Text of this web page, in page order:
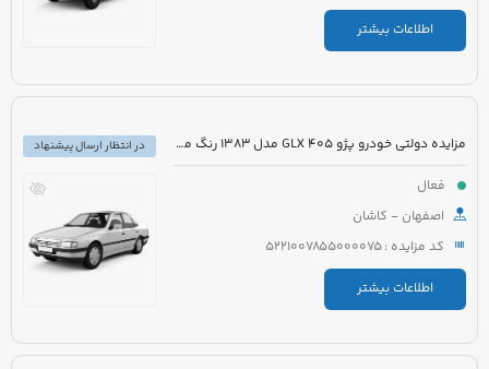
اطلاعات بیشتر
مزایده دولتی خودرو پژو 405 GLX مدل 1383 رنگ مشکی متالیک
فعال
اصفهان - کاشان
کد مزایده : 5221007855000075
اطلاعات بیشتر
در انتظار ارسال پیشنهاد